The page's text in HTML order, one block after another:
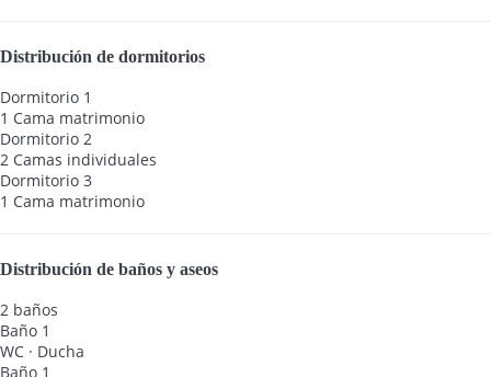
Distribución de dormitorios
Dormitorio 1
1 Cama matrimonio
Dormitorio 2
2 Camas individuales
Dormitorio 3
1 Cama matrimonio
Distribución de baños y aseos
2 baños
Baño 1
WC · Ducha
Baño 1